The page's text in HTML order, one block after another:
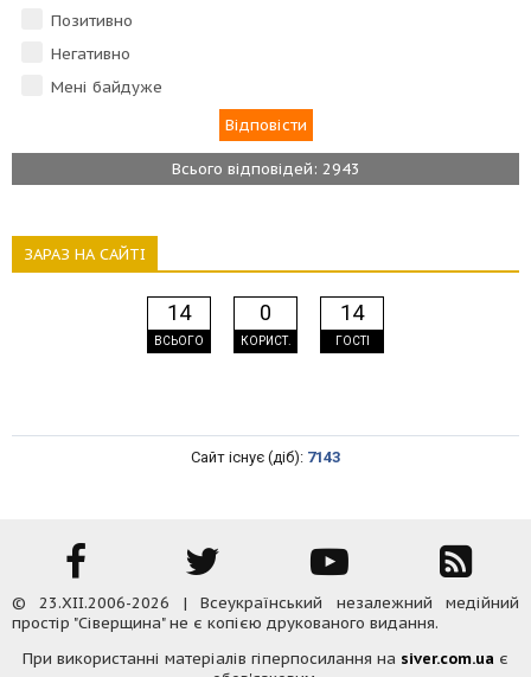
Позитивно
Негативно
Мені байдуже
Всього відповідей: 2943
ЗАРАЗ НА САЙТІ
14
ВСЬОГО
0
КОРИСТ.
14
ГОСТІ
Сайт існує (діб): 7143
© 23.XII.2006-2026 | Всеукраїнський незалежний медійний
простір "Сіверщина" не є копією друкованого видання.
При використанні матеріалів гіперпосилання на siver.com.ua є